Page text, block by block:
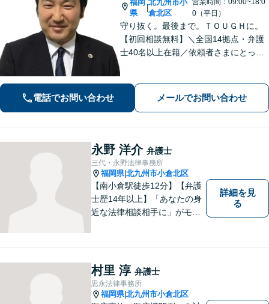
福岡
県
北九州市小
倉北区
0（平日）
守り抜く。最後まで。ＴＯＵＧＨに。
【初回相談無料】＼全国14拠点・弁護
士40名以上在籍／依頼者さまにとって
題/相続/交通事故/刑事事件など、ご相
談ください【夜間・休日対応】
電話でお問い合わせ メールでお問い合わせ
永野 洋介 弁護士
三代・永野法律事務所
福岡県|北九州市小倉北区
【南小倉駅徒歩12分】【弁護
士歴14年以上】「あなたの身
近な法律相談相手に」がモッ
事故、債務整理等、個人が抱
える問題に注力しております
ので、お気軽にご相談くださ
いませ。【駐車場あり】
詳細を見
る
村里 淳 弁護士
思永法律事務所
福岡県|北九州市小倉北区